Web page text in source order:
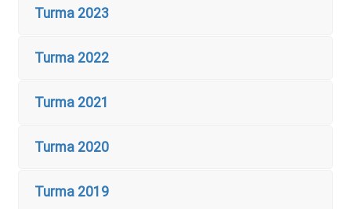
Turma 2023
Turma 2022
Turma 2021
Turma 2020
Turma 2019